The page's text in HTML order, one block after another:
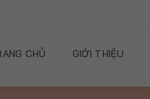
CHỦ GIỚI THIỆU